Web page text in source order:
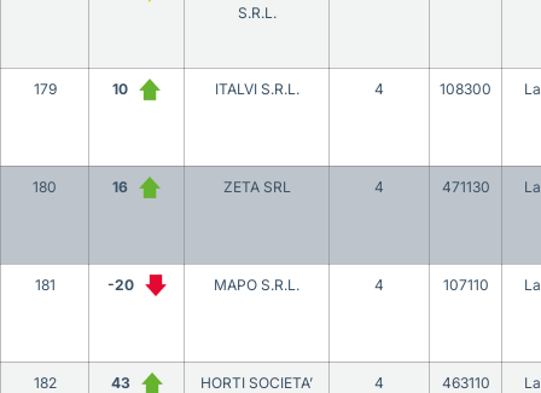
S.R.L.
179 10 ITALVI S.R.L. 4 108300
180 16 ZETA SRL 4 471130
181 -20 MAPO S.R.L. 4 107110
182 43
HORTI SOCIETA’
4 463110